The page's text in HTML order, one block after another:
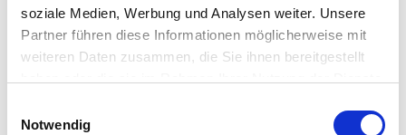
soziale Medien, Werbung und Analysen weiter. Unsere
Partner führen diese Informationen möglicherweise mit
weiteren Daten zusammen, die Sie ihnen bereitgestellt
Notwendig